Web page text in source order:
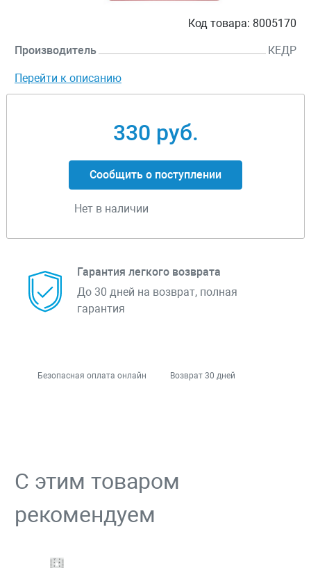
Код товара: 8005170
Производитель КЕДР
Перейти к описанию
330 руб.
Сообщить о поступлении
Нет в наличии
Гарантия легкого возврата
До 30 дней на возврат, полная
гарантия
Безопасная оплата онлайн Возврат 30 дней
С этим товаром
рекомендуем